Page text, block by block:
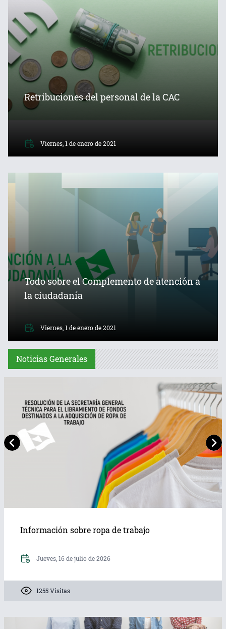
Retribuciones del personal de la CAC
Viernes, 1 de enero de 2021
Todo sobre el Complemento de atención a
la ciudadanía
Viernes, 1 de enero de 2021
Noticias Generales
Información sobre ropa de trabajo
Jueves, 16 de julio de 2026
1255 Visitas